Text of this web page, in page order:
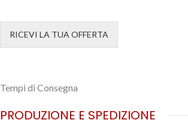
RICEVI LA TUA OFFERTA
Tempi di Consegna
PRODUZIONE E SPEDIZIONE